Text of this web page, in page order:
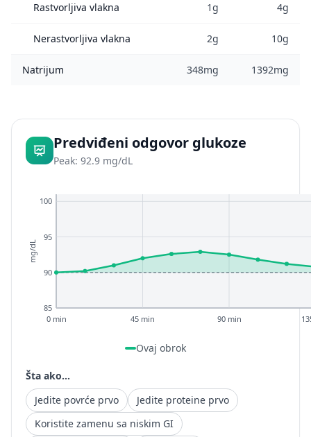
Rastvorljiva vlakna 1g 4g
Nerastvorljiva vlakna 2g 10g
Natrijum 348mg 1392mg
Predviđeni odgovor glukoze
Peak: 92.9 mg/dL
85
90
95
100
0 min 45 min 90 min
mg/dL
Ovaj obrok
Šta ako...
Jedite povrće prvo
Jedite proteine prvo
Koristite zamenu sa niskim GI